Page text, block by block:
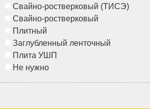
Свайно-ростверковый (ТИСЭ)
Свайно-ростверковый
Плитный
Заглубленный ленточный
Плита УШП
Не нужно